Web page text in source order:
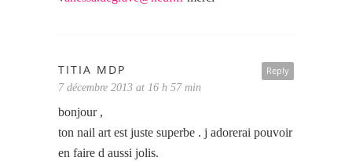
Reply
TITIA MDP
7 décembre 2013 at 16 h 57 min
bonjour ,
ton nail art est juste superbe . j adorerai pouvoir
en faire d aussi jolis.